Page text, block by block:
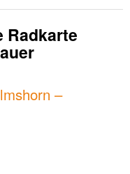
Radkarte
–